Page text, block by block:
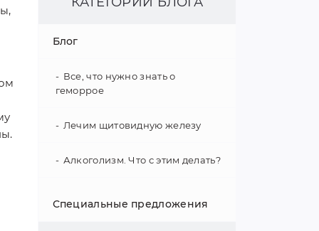
Блог
Все, что нужно знать о
геморрое
Лечим щитовидную железу
Алкоголизм. Что с этим делать?
Специальные предложения